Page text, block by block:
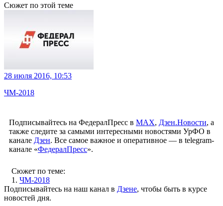
Сюжет по этой теме
28 июля 2016, 10:53
ЧМ-2018
Подписывайтесь на ФедералПресс в МАХ, Дзен.Новости, а
также следите за самыми интересными новостями УрФО в
канале Дзен. Все самое важное и оперативное — в telegram-
канале «ФедералПресс».
Сюжет по теме:
1. ЧМ-2018
Подписывайтесь на наш канал в Дзене, чтобы быть в курсе
новостей дня.